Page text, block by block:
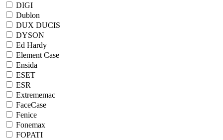
DIGI
Dublon
DUX DUCIS
DYSON
Ed Hardy
Element Case
Ensida
ESET
ESR
Extrememac
FaceCase
Fenice
Fonemax
FOPATI